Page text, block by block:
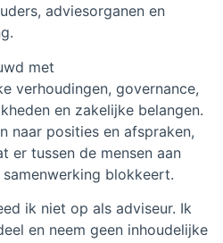
adviesorganen en
met
verhoudingen, governance,
en zakelijke belangen.
naar posities en afspraken,
er tussen de mensen aan
blokkeert.
ik niet op als adviseur. Ik
en neem geen inhoudelijke